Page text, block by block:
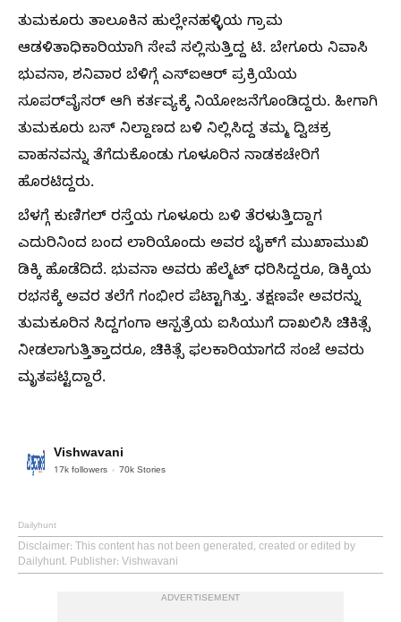
ತುಮಕೂರು ತಾಲೂಕಿನ ಹುಲ್ಲೇನಹಳ್ಳಿಯ ಗ್ರಾಮ
ಆಡಳಿತಾಧಿಕಾರಿಯಾಗಿ ಸೇವೆ ಸಲ್ಲಿಸುತ್ತಿದ್ದ ಟಿ. ಬೇಗೂರು ನಿವಾಸಿ
ಭುವನಾ, ಶನಿವಾರ ಬೆಳಿಗ್ಗೆ ಎಸ್‌ಐಆರ್ ಪ್ರಕ್ರಿಯೆಯ
ಸೂಪರ್‌ವೈಸರ್ ಆಗಿ ಕರ್ತವ್ಯಕ್ಕೆ ನಿಯೋಜನೆಗೊಂಡಿದ್ದರು. ಹೀಗಾಗಿ
ತುಮಕೂರು ಬಸ್ ನಿಲ್ದಾಣದ ಬಳಿ ನಿಲ್ಲಿಸಿದ್ದ ತಮ್ಮ ದ್ವಿಚಕ್ರ
ವಾಹನವನ್ನು ತೆಗೆದುಕೊಂಡು ಗೂಳೂರಿನ ನಾಡಕಚೇರಿಗೆ
ಹೊರಟಿದ್ದರು.
ಬೆಳಗ್ಗೆ ಕುಣಿಗಲ್ ರಸ್ತೆಯ ಗೂಳೂರು ಬಳಿ ತೆರಳುತ್ತಿದ್ದಾಗ
ಎದುರಿನಿಂದ ಬಂದ ಲಾರಿಯೊಂದು ಅವರ ಬೈಕ್‌ಗೆ ಮುಖಾಮುಖಿ
ಡಿಕ್ಕಿ ಹೊಡೆದಿದೆ. ಭುವನಾ ಅವರು ಹೆಲ್ಮೆಟ್ ಧರಿಸಿದ್ದರೂ, ಡಿಕ್ಕಿಯ
ರಭಸಕ್ಕೆ ಅವರ ತಲೆಗೆ ಗಂಭೀರ ಪೆಟ್ಟಾಗಿತ್ತು. ತಕ್ಷಣವೇ ಅವರನ್ನು
ತುಮಕೂರಿನ ಸಿದ್ದಗಂಗಾ ಆಸ್ಪತ್ರೆಯ ಐಸಿಯುಗೆ ದಾಖಲಿಸಿ ಚಿಕಿತ್ಸೆ
ನೀಡಲಾಗುತ್ತಿತ್ತಾದರೂ, ಚಿಕಿತ್ಸೆ ಫಲಕಾರಿಯಾಗದೆ ಸಂಜೆ ಅವರು
ಮೃತಪಟ್ಟಿದ್ದಾರೆ.
Vishwavani
17k followers 70k Stories
Dailyhunt
Disclaimer: This content has not been generated, created or edited by
Dailyhunt. Publisher: Vishwavani
ADVERTISEMENT